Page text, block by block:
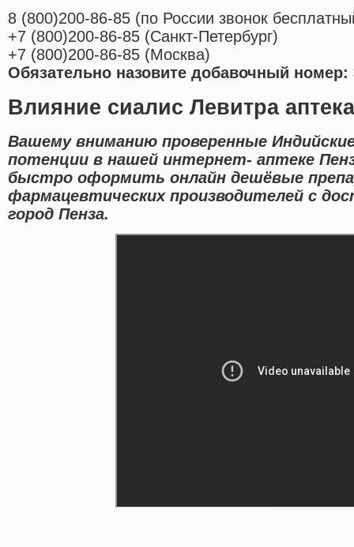
8 (800)200-86-85 (по России звонок
+7 (800)200-86-85 (Санкт-Петербург)
+7 (800)200-86-85 (Москва)
Обязательно назовите добавочный номер:
Влияние сиалис Левитра
Вашему вниманию проверенные
потенции в нашей интернет- аптеке
быстро оформить онлайн дешёвые
фармацевтических производителей с
город Пенза.